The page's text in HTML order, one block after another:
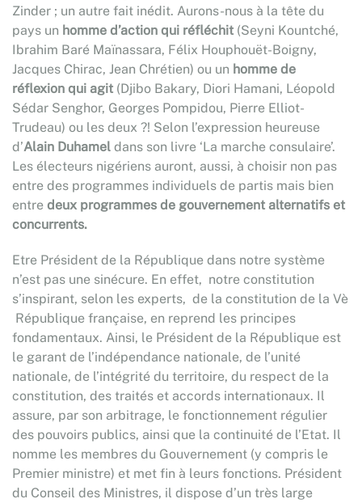
Zinder ; un autre fait inédit. Aurons-nous à la tête du
pays un homme d’action qui réfléchit (Seyni Kountché,
Ibrahim Baré Maïnassara, Félix Houphouët-Boigny,
Jacques Chirac, Jean Chrétien) ou un homme de
réflexion qui agit (Djibo Bakary, Diori Hamani, Léopold
Sédar Senghor, Georges Pompidou, Pierre Elliot-
Trudeau) ou les deux ?! Selon l’expression heureuse
d’Alain Duhamel dans son livre ‘La marche consulaire’.
Les électeurs nigériens auront, aussi, à choisir non pas
entre des programmes individuels de partis mais bien
entre deux programmes de gouvernement alternatifs et
concurrents.
Etre Président de la République dans notre système
n’est pas une sinécure. En effet, notre constitution
s’inspirant, selon les experts, de la constitution de la Vè
République française, en reprend les principes
fondamentaux. Ainsi, le Président de la République est
le garant de l’indépendance nationale, de l’unité
nationale, de l’intégrité du territoire, du respect de la
constitution, des traités et accords internationaux. Il
assure, par son arbitrage, le fonctionnement régulier
des pouvoirs publics, ainsi que la continuité de l’Etat. Il
nomme les membres du Gouvernement (y compris le
Premier ministre) et met fin à leurs fonctions. Président
du Conseil des Ministres, il dispose d’un très large